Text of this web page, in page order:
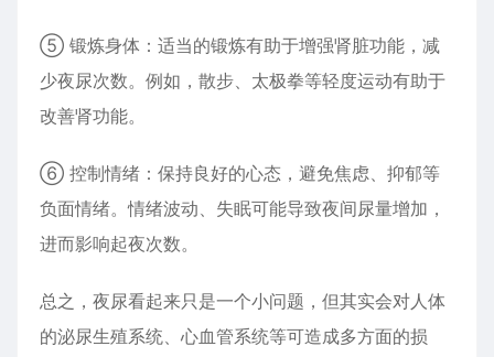
⑤ 锻炼身体：适当的锻炼有助于增强肾脏功能，减
少夜尿次数。例如，散步、太极拳等轻度运动有助于
改善肾功能。
⑥ 控制情绪：保持良好的心态，避免焦虑、抑郁等
负面情绪。情绪波动、失眠可能导致夜间尿量增加，
进而影响起夜次数。
总之，夜尿看起来只是一个小问题，但其实会对人体
的泌尿生殖系统、心血管系统等可造成多方面的损